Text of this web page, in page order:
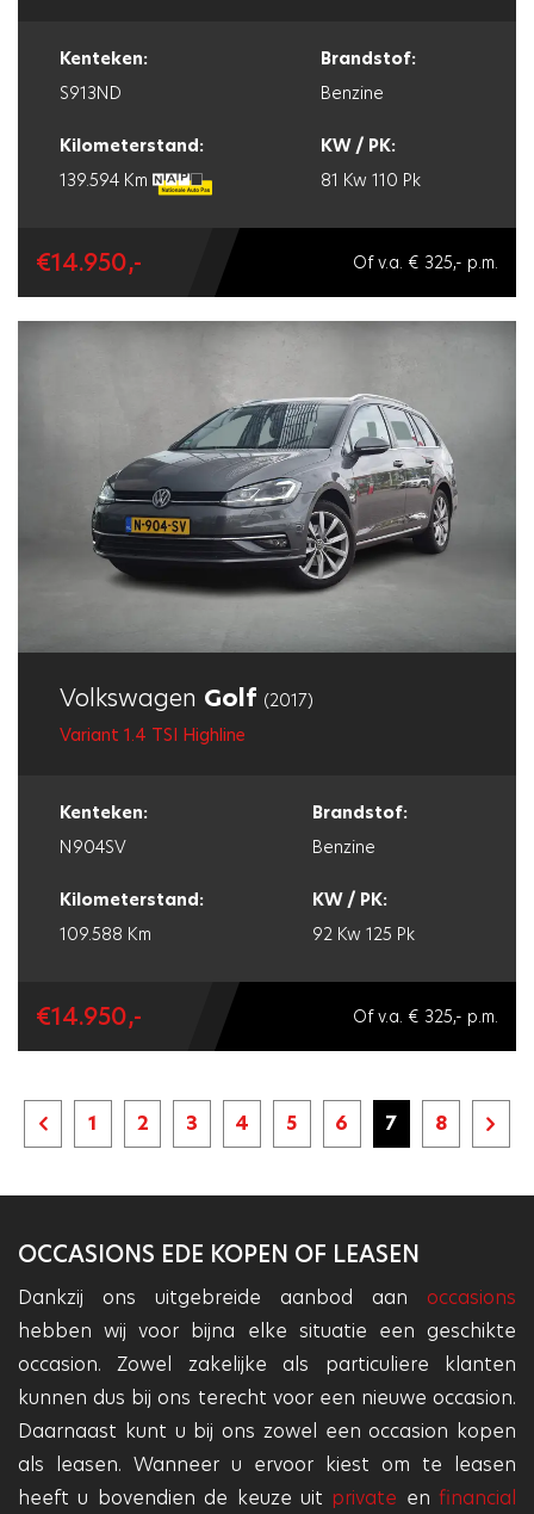
Kenteken:
Brandstof:
S913ND
Benzine
Kilometerstand:
KW / PK:
139.594 Km
81 Kw 110 Pk
€14.950,- Of v.a. € 325,- p.m.
Volkswagen Golf (2017)
Variant 1.4 TSI Highline
Kenteken:
Brandstof:
N904SV
Benzine
Kilometerstand:
KW / PK:
109.588 Km
92 Kw 125 Pk
€14.950,- Of v.a. € 325,- p.m.
Vorige
1 2 3 4 5 6 7 8
OCCASIONS EDE KOPEN OF LEASEN
Dankzij ons uitgebreide aanbod aan occasions
hebben wij voor bijna elke situatie een geschikte
occasion. Zowel zakelijke als particuliere klanten
kunnen dus bij ons terecht voor een nieuwe occasion.
Daarnaast kunt u bij ons zowel een occasion kopen
als leasen. Wanneer u ervoor kiest om te leasen
heeft u bovendien de keuze uit private en financial